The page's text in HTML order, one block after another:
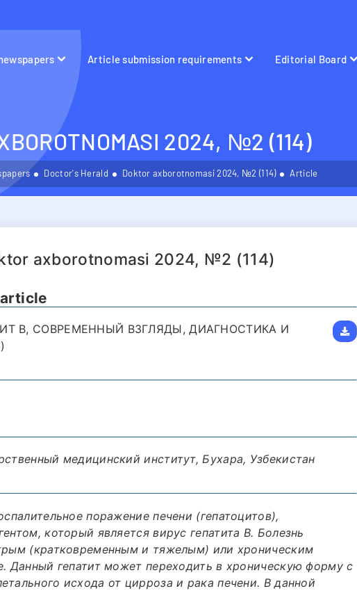
Article submission requirements Editorial Board
2024, №2 (114)
Doctor's Herald Doktor axborotnomasi 2024, №2 (114) Article
axborotnomasi 2024, №2 (114)
В, СОВРЕМЕННЫЙ ВЗГЛЯДЫ, ДИАГНОСТИКА И
медицинский институт, Бухара, Узбекистан
поражение печени (гепатоцитов),
который является вирус гепатита B. Болезнь
(кратковременным и тяжелым) или хроническим
Данный гепатит может переходить в хроническую форму с
исхода от цирроза и рака печени. В данной